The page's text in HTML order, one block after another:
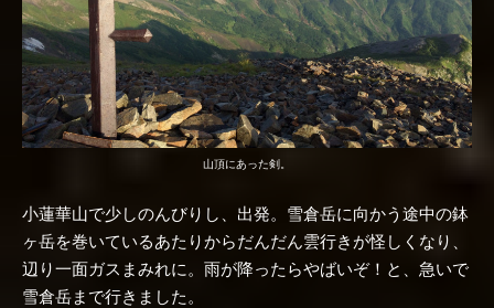
山頂にあった剣。
小蓮華山で少しのんびりし、出発。雪倉岳に向かう途中の鉢
ヶ岳を巻いているあたりからだんだん雲行きが怪しくなり、
辺り一面ガスまみれに。雨が降ったらやばいぞ！と、急いで
雪倉岳まで行きました。